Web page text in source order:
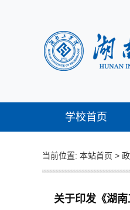
学校首页
当前位置: 本站首页 >
关于印发《湖